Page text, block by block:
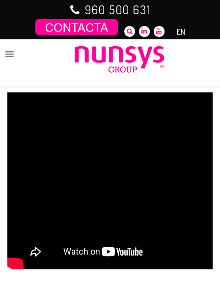
960 500 631
EN